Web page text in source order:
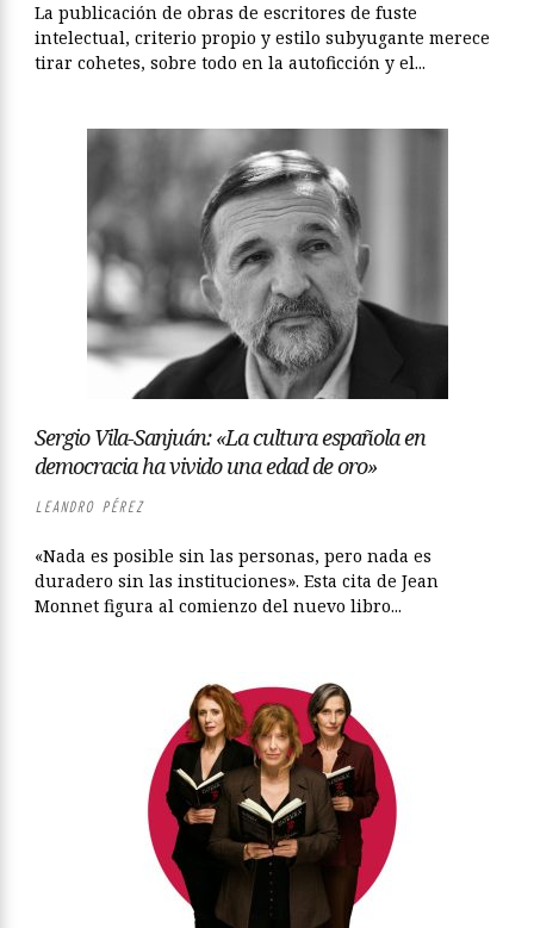
La publicación de obras de escritores de fuste
intelectual, criterio propio y estilo subyugante merece
tirar cohetes, sobre todo en la autoficción y el...
Sergio Vila-Sanjuán: «La cultura española en
democracia ha vivido una edad de oro»
LEANDRO PÉREZ
«Nada es posible sin las personas, pero nada es
duradero sin las instituciones». Esta cita de Jean
Monnet figura al comienzo del nuevo libro...